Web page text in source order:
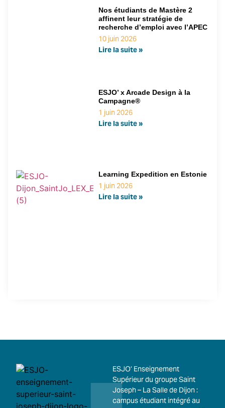
Nos étudiants de Mastère 2
affinent leur stratégie de
recherche d’emploi avec l’APEC
10 juin 2026
Lire la suite »
ESJO’ x Arcade Design à la
Campagne®
1 juin 2026
Lire la suite »
Learning Expedition en Estonie
1 juin 2026
Lire la suite »
ESJO’ Enseignement
Supérieur du groupe Saint
Joseph – La Salle de Dijon :
campus étudiant intégré au